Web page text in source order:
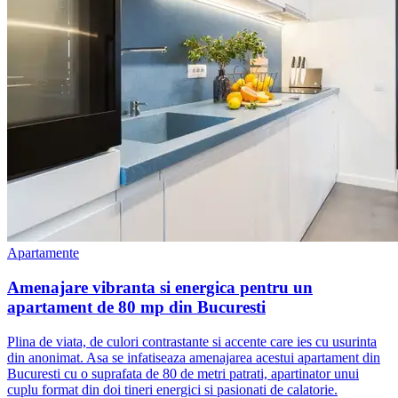
Apartamente
Amenajare vibranta si energica pentru un
apartament de 80 mp din Bucuresti
Plina de viata, de culori contrastante si accente care ies cu usurinta
din anonimat. Asa se infatiseaza amenajarea acestui apartament din
Bucuresti cu o suprafata de 80 de metri patrati, apartinator unui
cuplu format din doi tineri energici si pasionati de calatorie.